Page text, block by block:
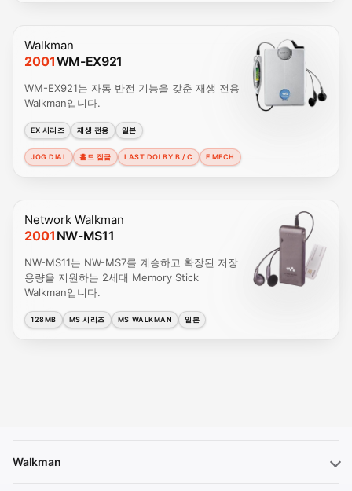
Walkman
2001WM-EX921
WM-EX921는 자동 반전 기능을 갖춘 재생 전용
Walkman입니다.
EX 시리즈 재생 전용 일본
JOG DIAL 홀드 잠금 LAST DOLBY B / C F MECH
Network Walkman
2001 NW-MS11
NW-MS11는 NW-MS7를 계승하고 확장된 저장
용량을 지원하는 2세대 Memory Stick
Walkman입니다.
128MB MS 시리즈 MS WALKMAN 일본
Walkman